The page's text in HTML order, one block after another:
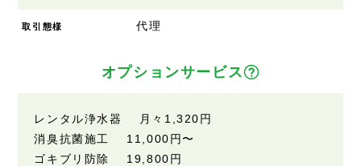
取引態様 代理
オプションサービス
レンタル浄水器 月々1,320円
消臭抗菌施工 11,000円〜
ゴキブリ防除 19,800円